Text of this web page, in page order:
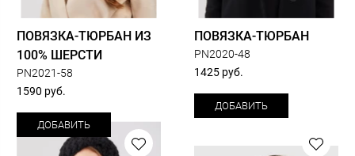
ПОВЯЗКА-ТЮРБАН ИЗ
100% ШЕРСТИ
РN2021-58
1590 руб.
ДОБАВИТЬ
ПОВЯЗКА-ТЮРБАН
PN2020-48
1425 руб.
ДОБАВИТЬ